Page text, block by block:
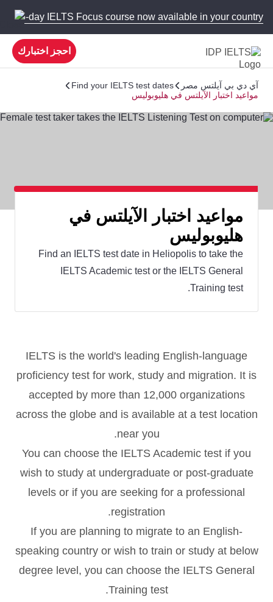
5-day IELTS Focus course now available in your country!
احجز اختبارك
آي دي بي آيلتس مصر
Find your IELTS test dates
مواعيد اختبار الآيلتس في هليوبوليس
مواعيد اختبار الآيلتس في
هليوبوليس
Find an IELTS test date in Heliopolis to take the
IELTS Academic test or the IELTS General
Training test.
IELTS is the world's leading English-language
proficiency test for work, study and migration. It is
accepted by more than 12,000 organizations
across the globe and is available at a test location
near you.
You can choose the IELTS Academic test if you
wish to study at undergraduate or post-graduate
levels or if you are seeking for a professional
registration.
If you are planning to migrate to an English-
speaking country or wish to train or study at below
degree level, you can choose the IELTS General
Training test.